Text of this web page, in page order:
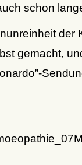
schon
der
gemacht,